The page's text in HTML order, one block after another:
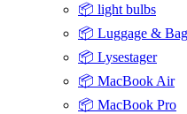
📦 light bulbs
📦 Luggage &
📦 Lysestager
📦 MacBook Air
📦 MacBook Pro